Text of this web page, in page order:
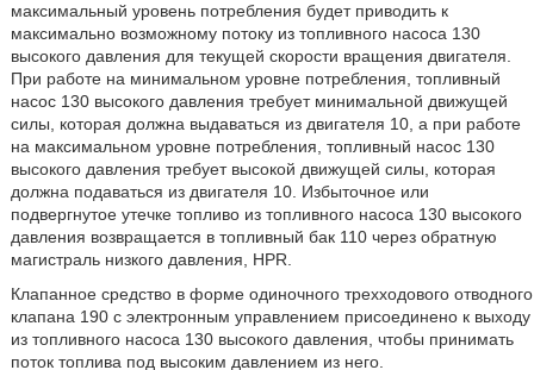
максимальный уровень потребления будет приводить к
максимально возможному потоку из топливного насоса 130
высокого давления для текущей скорости вращения двигателя.
При работе на минимальном уровне потребления, топливный
насос 130 высокого давления требует минимальной движущей
силы, которая должна выдаваться из двигателя 10, а при работе
на максимальном уровне потребления, топливный насос 130
высокого давления требует высокой движущей силы, которая
должна подаваться из двигателя 10. Избыточное или
подвергнутое утечке топливо из топливного насоса 130 высокого
давления возвращается в топливный бак 110 через обратную
магистраль низкого давления, HPR.
Клапанное средство в форме одиночного трехходового отводного
клапана 190 с электронным управлением присоединено к выходу
из топливного насоса 130 высокого давления, чтобы принимать
поток топлива под высоким давлением из него.